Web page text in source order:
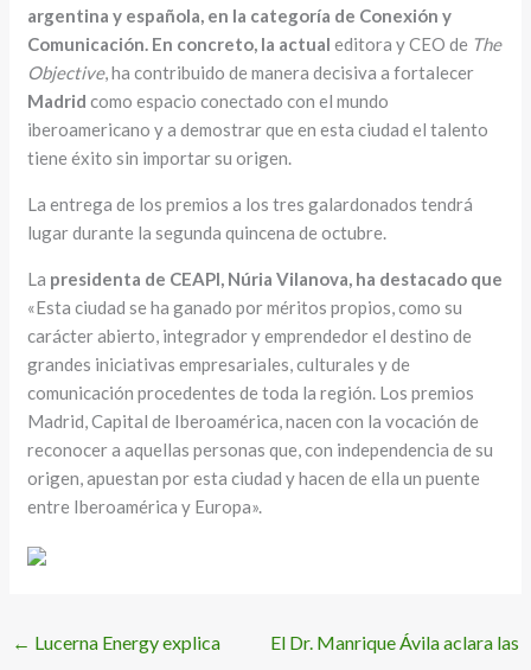
argentina y española, en la categoría de Conexión y
Comunicación. En concreto, la actualeditora y CEO de The
Objective, ha contribuido de manera decisiva a fortalecer
Madrid como espacio conectado con el mundo
iberoamericano y a demostrar que en esta ciudad el talento
tiene éxito sin importar su origen.
La entrega de los premios a los tres galardonados tendrá
lugar durante la segunda quincena de octubre.
La presidenta de CEAPI, Núria Vilanova, ha destacado que
«Esta ciudad se ha ganado por méritos propios, como su
carácter abierto, integrador y emprendedor el destino de
grandes iniciativas empresariales, culturales y de
comunicación procedentes de toda la región. Los premios
Madrid, Capital de Iberoamérica, nacen con la vocación de
reconocer a aquellas personas que, con independencia de su
origen, apuestan por esta ciudad y hacen de ella un puente
entre Iberoamérica y Europa».
← Lucerna Energy explica
El Dr. Manrique Ávila aclara las